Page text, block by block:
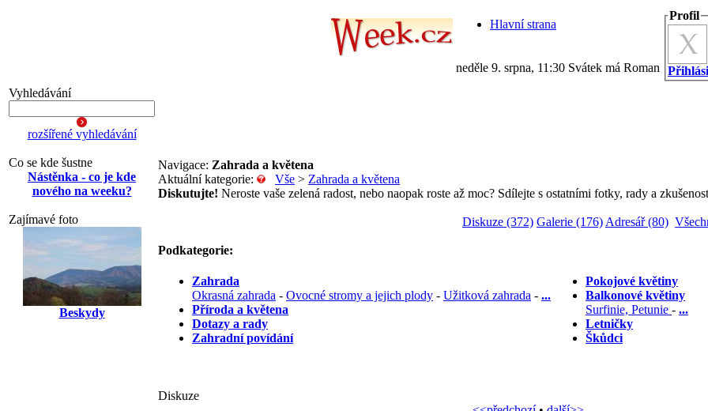
Hlavní strana
neděle 9. srpna, 11:30 Svátek má Roman
Profil
Vyhledávání
rozšířené vyhledávání
Co se kde šustne
Nástěnka - co je kde
nového na weeku?
Zajímavé foto
Beskydy
Navigace: Zahrada a květena
Aktuální kategorie: Vše > Zahrada a květena
Diskutujte! Neroste vaše zelená radost, nebo naopak roste až moc? Sdílejte s ostatními fotky, rady a
Diskuze (372) Galerie (176) Adresář (80)
Podkategorie:
Zahrada
Okrasná zahrada - Ovocné stromy a jejich plody - Užitková zahrada - ...
Příroda a květena
Dotazy a rady
Zahradní povídání
Pokojové květiny
Balkonové květiny
Surfinie, Petunie - ...
Letničky
Škůdci
Diskuze